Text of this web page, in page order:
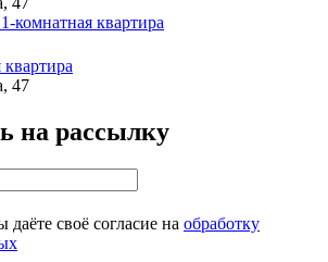
47
на рассылку
даёте своё согласие на обработку